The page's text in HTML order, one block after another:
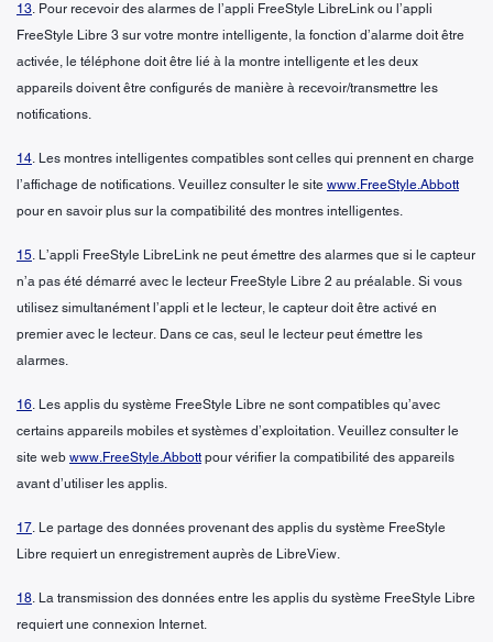
13. Pour recevoir des alarmes de l’appli FreeStyle LibreLink ou l’appli
FreeStyle Libre 3 sur votre montre intelligente, la fonction d’alarme doit être
activée, le téléphone doit être lié à la montre intelligente et les deux
appareils doivent être configurés de manière à recevoir/transmettre les
notifications.
14. Les montres intelligentes compatibles sont celles qui prennent en charge
l’affichage de notifications. Veuillez consulter le site www.FreeStyle.Abbott
pour en savoir plus sur la compatibilité des montres intelligentes.
15. L’appli FreeStyle LibreLink ne peut émettre des alarmes que si le capteur
n’a pas été démarré avec le lecteur FreeStyle Libre 2 au préalable. Si vous
utilisez simultanément l’appli et le lecteur, le capteur doit être activé en
premier avec le lecteur. Dans ce cas, seul le lecteur peut émettre les
alarmes.
16. Les applis du système FreeStyle Libre ne sont compatibles qu’avec
certains appareils mobiles et systèmes d’exploitation. Veuillez consulter le
site web www.FreeStyle.Abbott pour vérifier la compatibilité des appareils
avant d’utiliser les applis.
17. Le partage des données provenant des applis du système FreeStyle
Libre requiert un enregistrement auprès de LibreView.
18. La transmission des données entre les applis du système FreeStyle Libre
requiert une connexion Internet.